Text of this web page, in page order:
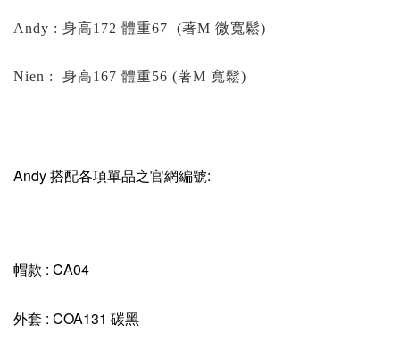
Andy : 身高172 體重67 (著M 微寬鬆)
Nien : 身高167 體重56 (著M 寬鬆)
Andy 搭配各項單品之官網編號:
帽款 : CA04
外套 : COA131 碳黑